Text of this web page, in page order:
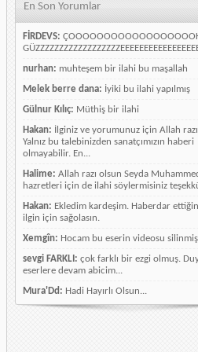
En Son Yorumlar
FİRDEVS:
nurhan: muhteşem bir ilahi bu maşallah
Melek berre dana: İyiki bu ilahi yapılmış
Gülnur Kılıç: Müthiş bir ilahi
Hakan: İlginiz ve yorumunuz için Allah
Yalnız bu talebinizden sanatçımızın haberi
olmayabilir. En...
Halime: Allah razı olsun Seyda
hazretleri için de ilahi söylermisiniz
Hakan: Ekledim kardeşim. Haberdar
ilgin için sağolasın.
Xemgîn: Hocam bu eserin videosu silinmiş
sevgi FARKLI: çok farklı bir ezgi olmuş.
eserlere devam abicim...
Mura'Dd: Hadi Hayırlı Olsun...